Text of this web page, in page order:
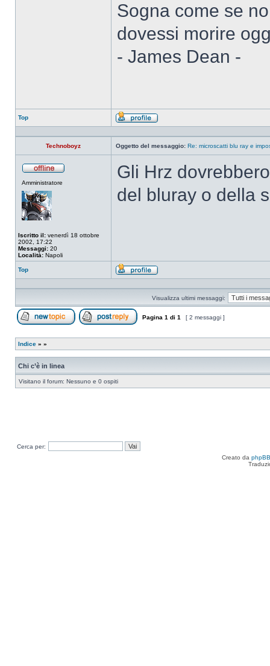
Sogna come se
dovessi morire
- James Dean -
Top
Profilo
Technoboyz Oggetto del messaggio: Re: microscatti blu ray e
Amministratore
Iscritto il: venerdì 18 ottobre
2002, 17:22
Messaggi: 20
Località: Napoli
Gli Hrz
del bluray o della
Top
Profilo
Visualizza ultimi messaggi:
Pagina 1 di 1 [ 2 messaggi ]
Indice » »
Chi c’è in linea
Visitano il forum: Nessuno e 0 ospiti
Cerca per:
Creato da phpBB